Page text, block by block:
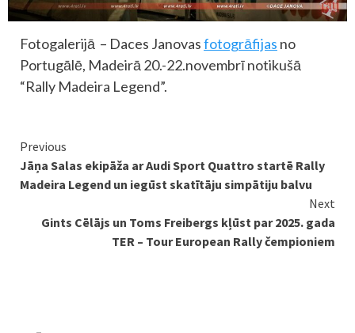
Fotogalerijā – Daces Janovasfotogrāfijas no
Portugālē, Madeirā 20.-22.novembrī notikušā
“Rally Madeira Legend”.
Continue
Reading
Previous
Jāņa Salas ekipāža ar Audi Sport Quattro startē Rally
Madeira Legend un iegūst skatītāju simpātiju balvu
Next
Gints Cēlājs un Toms Freibergs kļūst par 2025. gada
TER – Tour European Rally čempioniem